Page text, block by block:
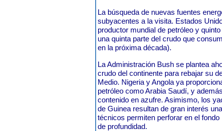
La búsqueda de nuevas fuentes
subyacentes a la visita. Estados
productor mundial de petróleo y
una quinta parte del crudo que
en la próxima década).
La Administración Bush se plantea
crudo del continente para rebajar su
Medio. Nigeria y Angola ya
petróleo como Arabia Saudí, y
contenido en azufre. Asimismo, los
de Guinea resultan de gran interés
técnicos permiten perforar en el
de profundidad.